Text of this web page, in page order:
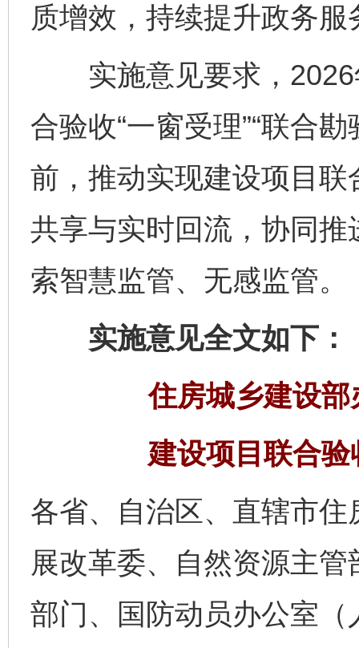
质增效，持续提升政务
实施意见要求，2026
合验收“一窗受理”“联合
前，推动实现建设项目
共享与实时回流，协同
索智慧监管、无感监管。
实施意见全文如下：
住房城乡建设
建设项目联合
各省、自治区、直辖市
展改革委、自然资源主
部门、国防动员办公室